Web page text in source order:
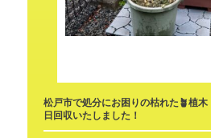
松戸市で処分にお困りの枯れた🪴植
日回収いたしました！